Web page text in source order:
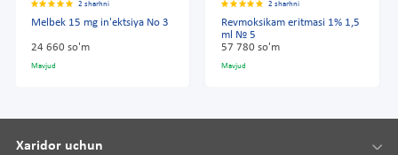
2 sharhni
Melbek 15 mg in'ektsiya No 3
24 660 so'm
Mavjud
2 sharhni
Revmoksikam eritmasi 1% 1,5
ml № 5
57 780 so'm
Mavjud
Xaridor uchun